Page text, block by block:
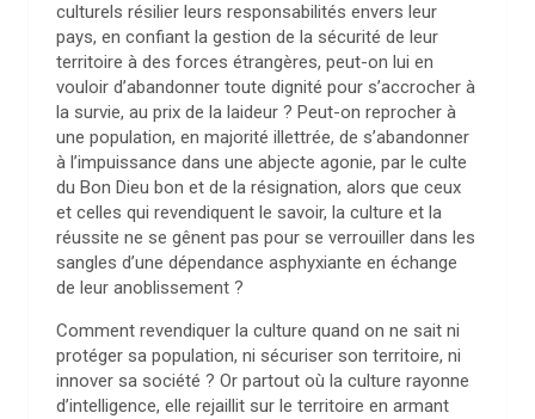
culturels résilier leurs responsabilités envers leur
pays, en confiant la gestion de la sécurité de leur
territoire à des forces étrangères, peut-on lui en
vouloir d’abandonner toute dignité pour s’accrocher à
la survie, au prix de la laideur ? Peut-on reprocher à
une population, en majorité illettrée, de s’abandonner
à l’impuissance dans une abjecte agonie, par le culte
du Bon Dieu bon et de la résignation, alors que ceux
et celles qui revendiquent le savoir, la culture et la
réussite ne se gênent pas pour se verrouiller dans les
sangles d’une dépendance asphyxiante en échange
de leur anoblissement ?
Comment revendiquer la culture quand on ne sait ni
protéger sa population, ni sécuriser son territoire, ni
innover sa société ? Or partout où la culture rayonne
d’intelligence, elle rejaillit sur le territoire en armant